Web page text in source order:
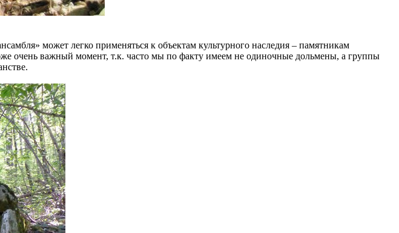
может легко применяться к объектам культурного наследия – памятникам
очень важный момент, т.к. часто мы по факту имеем не одиночные дольмены, а группы